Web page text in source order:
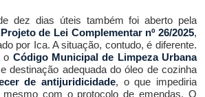
dez dias úteis também foi aberto pela
Projeto de Lei Complementar nº 26/2025,
por Ica. A situação, contudo, é diferente.
o Código Municipal de Limpeza Urbana
destinação adequada do óleo de cozinha
de antijuridicidade, o que impediria
mesmo com o protocolo de emendas. O